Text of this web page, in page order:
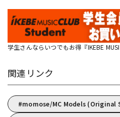
学生さんならいつでもお得『IKEBE
関連リンク
momose/MC Models (Original